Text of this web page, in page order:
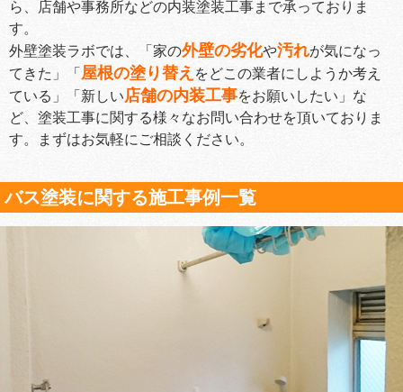
ら、店舗や事務所などの内装塗装工事まで承っておりま
す。
外壁塗装ラボでは、「家の外壁の劣化や汚れが気になっ
てきた」「 屋根の塗り替え をどこの業者にしようか考え
ている」「新しい店舗の内装工事をお願いしたい」な
ど、塗装工事に関する様々なお問い合わせを頂いておりま
す。まずはお気軽にご相談ください。
バス塗装に関する施工事例一覧